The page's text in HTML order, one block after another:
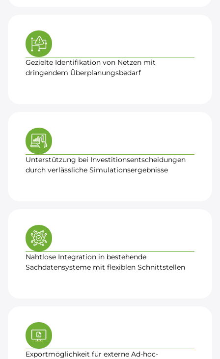
Gezielte Identifikation von Netzen mit
dringendem Überplanungsbedarf
Unterstützung bei Investitionsentscheidungen
durch verlässliche Simulationsergebnisse
Nahtlose Integration in bestehende
Sachdatensysteme mit flexiblen Schnittstellen
Exportmöglichkeit für externe Ad-hoc-